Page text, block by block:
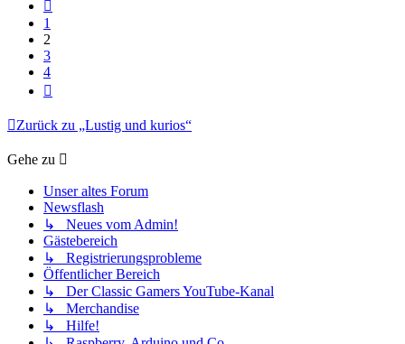
1
2
3
4
Zurück zu „Lustig und kurios“
Gehe zu
Unser altes Forum
Newsflash
↳ Neues vom Admin!
Gästebereich
↳ Registrierungsprobleme
Öffentlicher Bereich
↳ Der Classic Gamers YouTube-Kanal
↳ Merchandise
↳ Hilfe!